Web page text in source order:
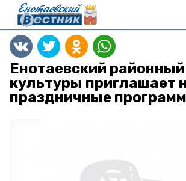
Енотаевский
культуры приглашает
праздничные